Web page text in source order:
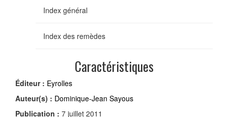
Index général
Index des remèdes
Caractéristiques
Éditeur : Eyrolles
Auteur(s) : Dominique-Jean Sayous
Publication : 7 juillet 2011